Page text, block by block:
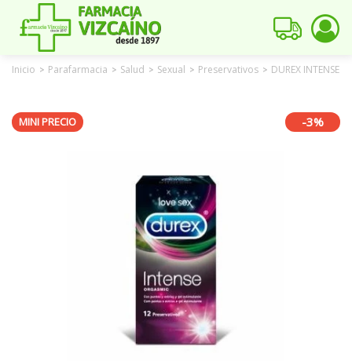
Inicio > Parafarmacia > Salud > Sexual > Preservativos > DUREX INTENSE
-3%
MINI PRECIO